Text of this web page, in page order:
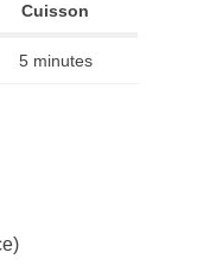
Cuisson
5 minutes